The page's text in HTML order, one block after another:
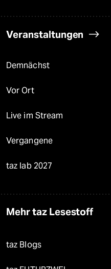
Veranstaltungen
Demnächst
Vor Ort
Live im Stream
Vergangene
taz lab 2027
Mehr taz Lesestoff
taz Blogs